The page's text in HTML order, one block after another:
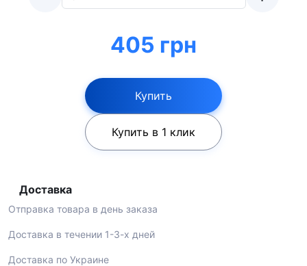
405 грн
Купить
Купить в 1 клик
Доставка
Отправка товара в день заказа
Доставка в течении 1-3-х дней
Доставка по Украине